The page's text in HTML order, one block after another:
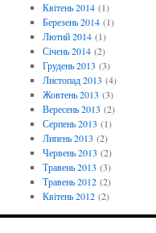
Квітень 2014(1)
Березень 2014(1)
Лютий 2014(1)
Січень 2014(2)
Грудень 2013 (3)
Листопад 2013 (4)
Жовтень 2013 (3)
Вересень 2013 (2)
Серпень 2013 (1)
Липень 2013 (2)
Червень 2013 (2)
Травень 2013 (3)
Травень 2012(2)
Квітень 2012(2)